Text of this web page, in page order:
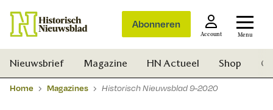
Abonneren
Account Menu
Nieuwsbrief Magazine HN Actueel Shop
Home Magazines Historisch Nieuwsblad 9-2020